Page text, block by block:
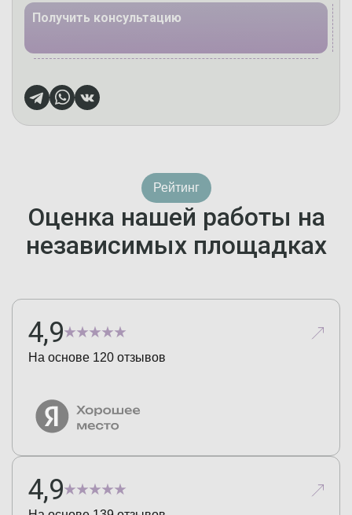
Получить консультацию
Рейтинг
Оценка нашей работы на
независимых площадках
4,9
На основе 120 отзывов
4,9